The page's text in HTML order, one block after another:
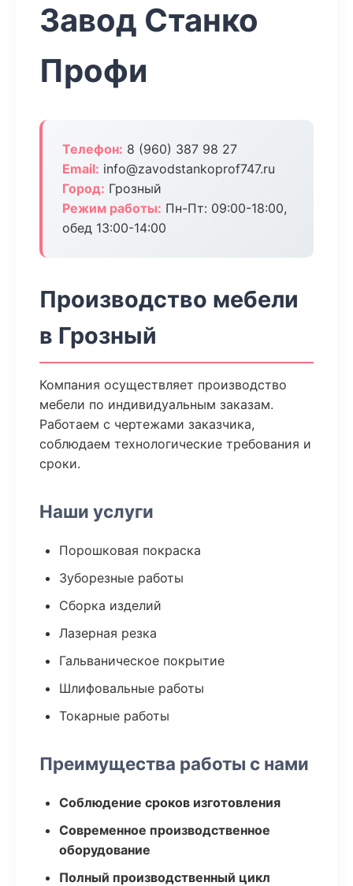
Завод Станко
Профи
Телефон: 8 (960) 387 98 27
Email: info@zavodstankoprof747.ru
Город: Грозный
Режим работы: Пн-Пт: 09:00-18:00,
обед 13:00-14:00
Производство мебели
в Грозный
Компания осуществляет производство
мебели по индивидуальным заказам.
Работаем с чертежами заказчика,
соблюдаем технологические требования и
сроки.
Наши услуги
Порошковая покраска
Зуборезные работы
Сборка изделий
Лазерная резка
Гальваническое покрытие
Шлифовальные работы
Токарные работы
Преимущества работы с нами
Соблюдение сроков изготовления
Современное производственное
оборудование
Полный производственный цикл